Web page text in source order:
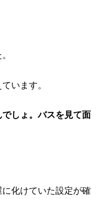
います。
でしょ。バスを見て面
化けていた設定が確